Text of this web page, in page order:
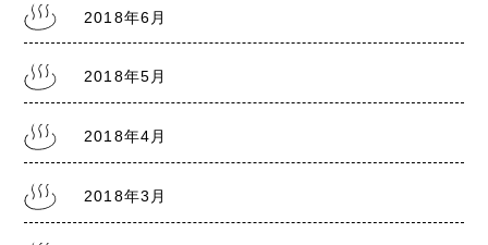
2018年6月
2018年5月
2018年4月
2018年3月